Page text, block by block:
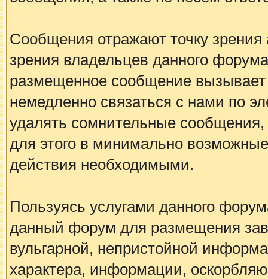
Сообщения отражают точку зрения
зрения владельцев данного
размещенное сообщение вызывает
немедленно связаться с нами по
удалять сомнительные
для этого в минимально
действия необходимыми.
Пользуясь услугами данного
данный форум для размещения
вульгарной, непристойной
характера, информации,